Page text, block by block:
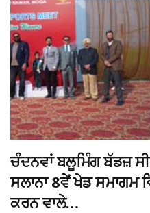
ਚੰਦਨਵਾਂ ਬਲੂਮਿੰਗ ਬੱਡਜ਼
ਸਲਾਨਾ 8ਵੇਂ ਖੇਡ
ਕਰਨ ਵਾਲੇ…